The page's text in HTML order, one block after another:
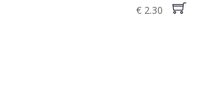
€ 2.30